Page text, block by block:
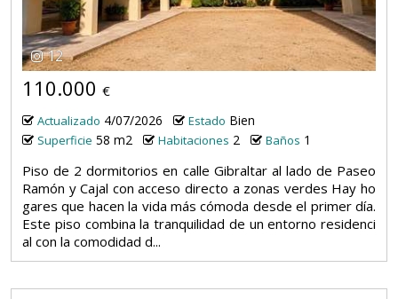
12
110.000 €
Actualizado 4/07/2026 Estado Bien
Superficie 58 m2 Habitaciones 2 Baños 1
Piso de 2 dormitorios en calle Gibraltar al lado de Paseo
Ramón y Cajal con acceso directo a zonas verdes Hay ho
gares que hacen la vida más cómoda desde el primer día.
Este piso combina la tranquilidad de un entorno residenci
al con la comodidad d...